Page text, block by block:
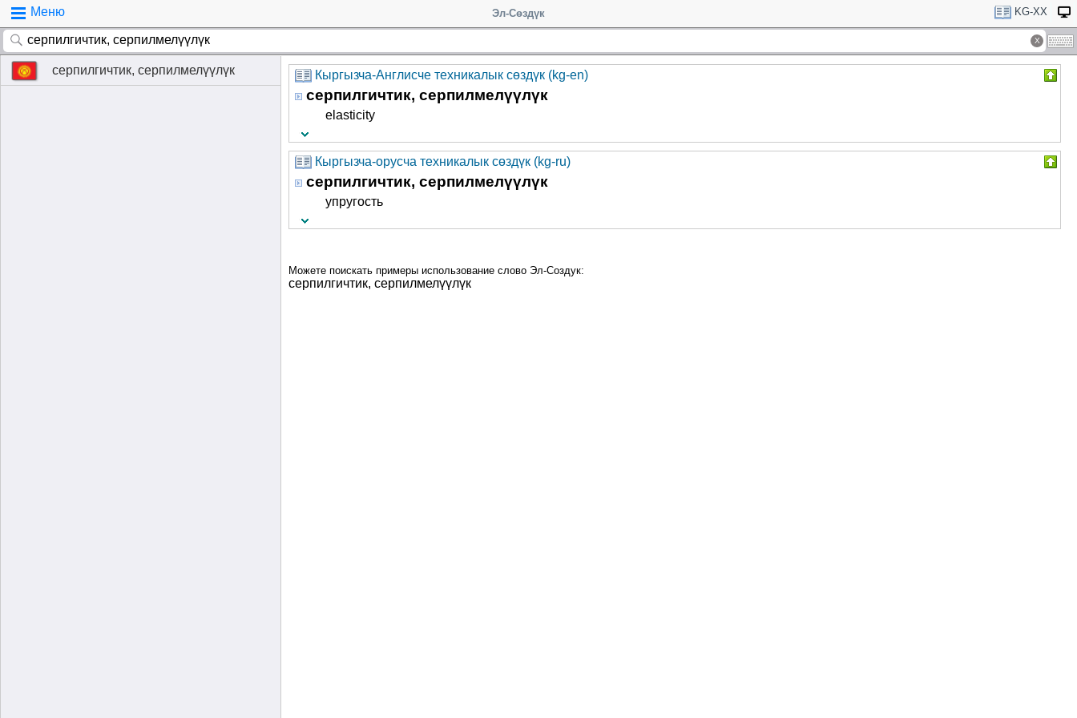
Меню Эл-Сөздүк KG-XX
серпилгичтик, серпилмелүүлүк Кыргызча-Англисче техникалык сөздүк (kg-en)
серпилгичтик, серпилмелүүлүк
elasticity
Кыргызча-орусча техникалык сөздүк (kg-ru)
серпилгичтик, серпилмелүүлүк
упругость
Можете поискать примеры использование слово Эл-Создук:
серпилгичтик, серпилмелүүлүк